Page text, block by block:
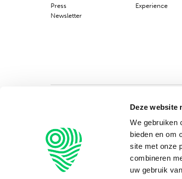
Deze website
We gebruiken
bieden en om
site met onze
combineren
uw gebruik
Press
Newsletter
Experience